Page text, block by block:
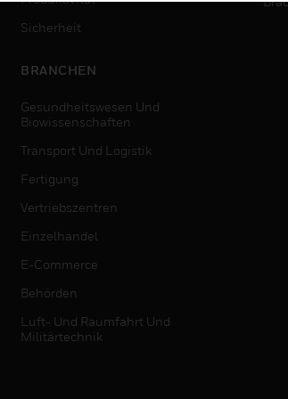
Sicherheit
BRANCHEN
Gesundheitswesen Und
Biowissenschaften
Transport Und Logistik
Fertigung
Vertriebszentren
Einzelhandel
E-Commerce
Behörden
Luft- Und Raumfahrt Und
Militärtechnik